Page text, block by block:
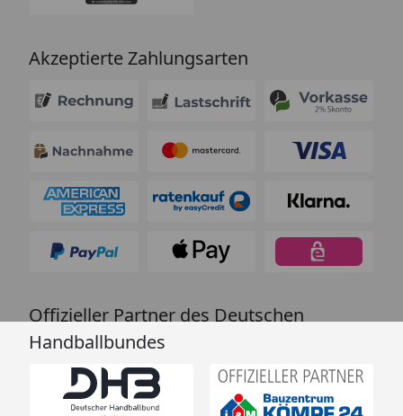
Akzeptierte Zahlungsarten
Offizieller Partner des Deutschen
Handballbundes